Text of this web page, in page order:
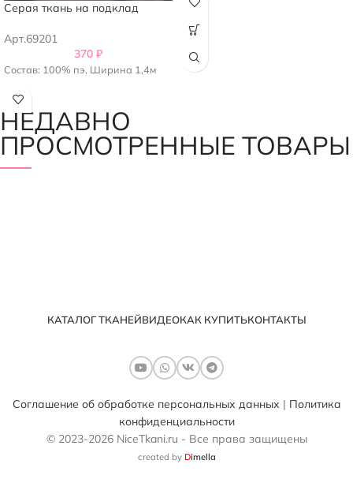
Серая ткань на подклад
Арт.69201
370 ₽
Состав: 100% пэ, Ширина 1,4м
НЕДАВНО
ПРОСМОТРЕННЫЕ ТОВАРЫ
КАТАЛОГ ТКАНЕЙВИДЕОКАК КУПИТЬКОНТАКТЫ
Соглашение об обработке персональных данных | Политика
конфиденциальности
© 2023-2026 NiceTkani.ru - Все права защищены
created by Dimella